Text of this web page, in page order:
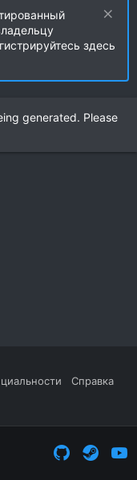
здесь
generated. Please
Справка